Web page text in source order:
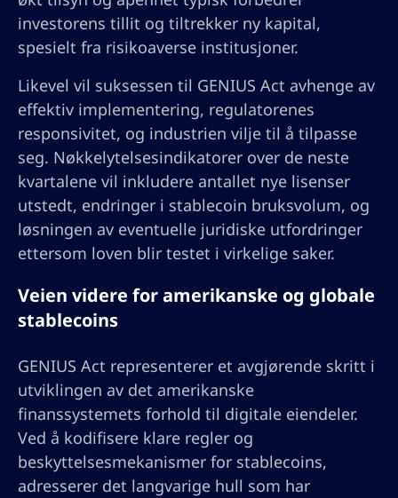
investorens tillit og tiltrekker ny kapital,
spesielt fra risikoaverse institusjoner.
Likevel vil suksessen til GENIUS Act avhenge av
effektiv implementering, regulatorenes
responsivitet, og industrien vilje til å tilpasse
seg. Nøkkelytelsesindikatorer over de neste
kvartalene vil inkludere antallet nye lisenser
utstedt, endringer i stablecoin bruksvolum, og
løsningen av eventuelle juridiske utfordringer
ettersom loven blir testet i virkelige saker.
Veien videre for amerikanske og globale
stablecoins
GENIUS Act representerer et avgjørende skritt i
utviklingen av det amerikanske
finanssystemets forhold til digitale eiendeler.
Ved å kodifisere klare regler og
beskyttelsesmekanismer for stablecoins,
adresserer det langvarige hull som har